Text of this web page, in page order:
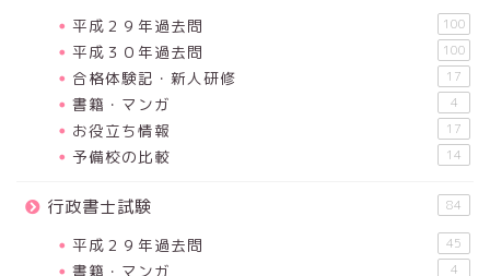
平成２９年過去問 100
平成３０年過去問 100
合格体験記・新人研修 17
書籍・マンガ 4
お役立ち情報 17
予備校の比較 14
行政書士試験 84
平成２９年過去問 45
書籍・マンガ 4